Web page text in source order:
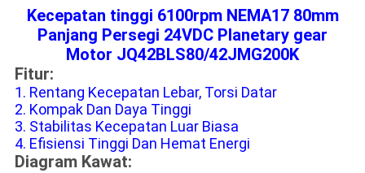
Kecepatan tinggi 6100rpm NEMA17 80mm
Panjang Persegi 24VDC Planetary gear
Motor JQ42BLS80/42JMG200K
Fitur:
1. Rentang Kecepatan Lebar, Torsi Datar
2. Kompak Dan Daya Tinggi
3. Stabilitas Kecepatan Luar Biasa
4. Efisiensi Tinggi Dan Hemat Energi
Diagram Kawat: